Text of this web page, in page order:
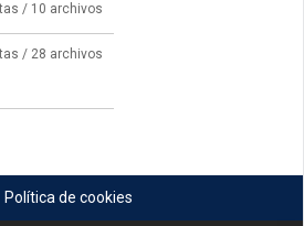
/ 10 archivos
/ 28 archivos
Política de cookies